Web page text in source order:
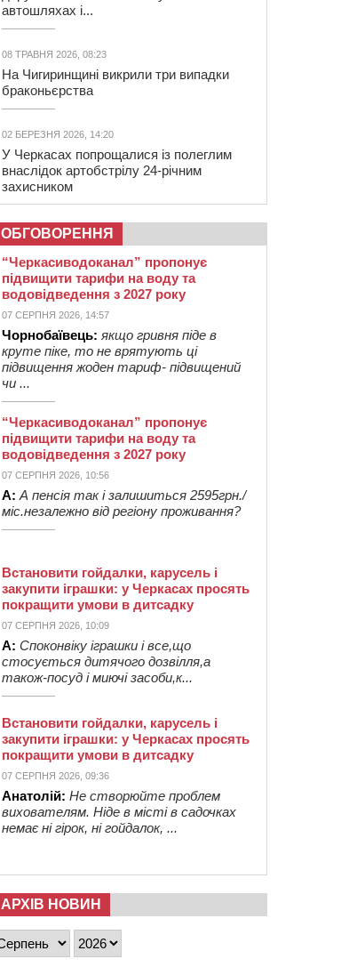
автошляхах і...
08 ТРАВНЯ 2026, 08:23
На Чигиринщині викрили три випадки
браконьєрства
02 БЕРЕЗНЯ 2026, 14:20
У Черкасах попрощалися із полеглим
внаслідок артобстрілу 24-річним
захисником
ОБГОВОРЕННЯ
“Черкасиводоканал” пропонує
підвищити тарифи на воду та
водовідведення з 2027 року
07 СЕРПНЯ 2026, 14:57
Чорнобаївець: якщо гривня піде в
круте піке, то не врятують ці
підвищення жоден тариф- підвищений
чи ...
“Черкасиводоканал” пропонує
підвищити тарифи на воду та
водовідведення з 2027 року
07 СЕРПНЯ 2026, 10:56
А: А пенсія так і залишиться 2595грн./
міс.незалежно від регіону проживання?
Встановити гойдалки, карусель і
закупити іграшки: у Черкасах просять
покращити умови в дитсадку
07 СЕРПНЯ 2026, 10:09
А: Споконвіку іграшки і все,що
стосується дитячого дозвілля,а
також-посуд і миючі засоби,к...
Встановити гойдалки, карусель і
закупити іграшки: у Черкасах просять
покращити умови в дитсадку
07 СЕРПНЯ 2026, 09:36
Анатолій: Не створюйте проблем
вихователям. Ніде в місті в садочках
немає ні гірок, ні гойдалок, ...
АРХІВ НОВИН